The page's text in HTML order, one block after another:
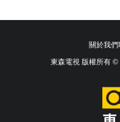
關於我們
東森電視 版權所有 ©